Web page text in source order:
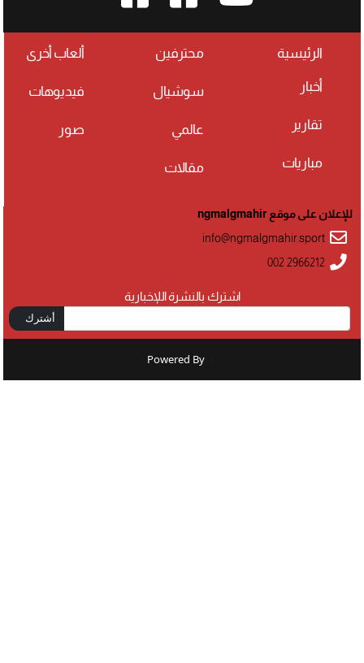
الرئيسية
أخبار
تقارير
مباريات
محترفين
سوشيال
عالمي
مقالات
ألعاب أخرى
فيديوهات
صور
اشترك بالنشرة اللإخبارية
أشترك
للإعلان على موقع ngmalgmahir
info@ngmalgmahir.sport
002 2966212
Powered By